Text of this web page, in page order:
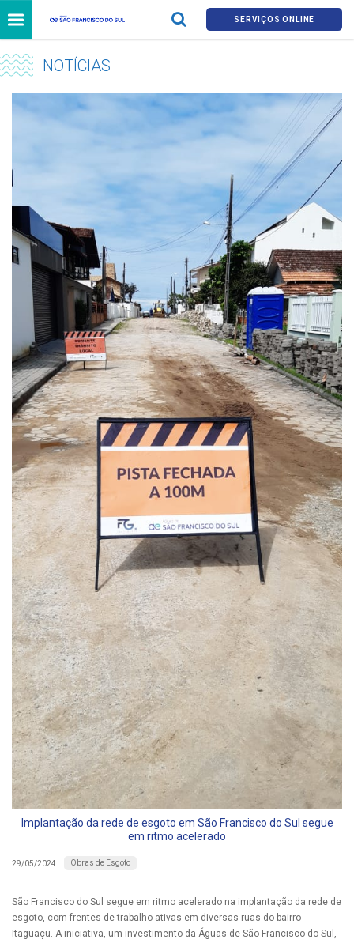
SERVIÇOS ONLINE
NOTÍCIAS
Implantação da rede de esgoto em São Francisco do Sul segue
em ritmo acelerado
29/05/2024 Obras de Esgoto
São Francisco do Sul segue em ritmo acelerado na implantação da rede de
esgoto, com frentes de trabalho ativas em diversas ruas do bairro
Itaguaçu. A iniciativa, um investimento da Águas de São Francisco do Sul,